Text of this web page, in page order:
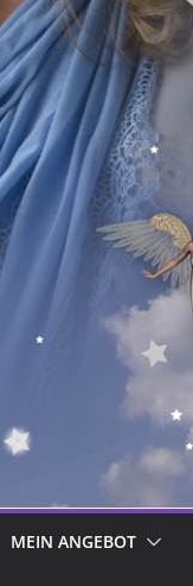
MEIN ANGEBOT